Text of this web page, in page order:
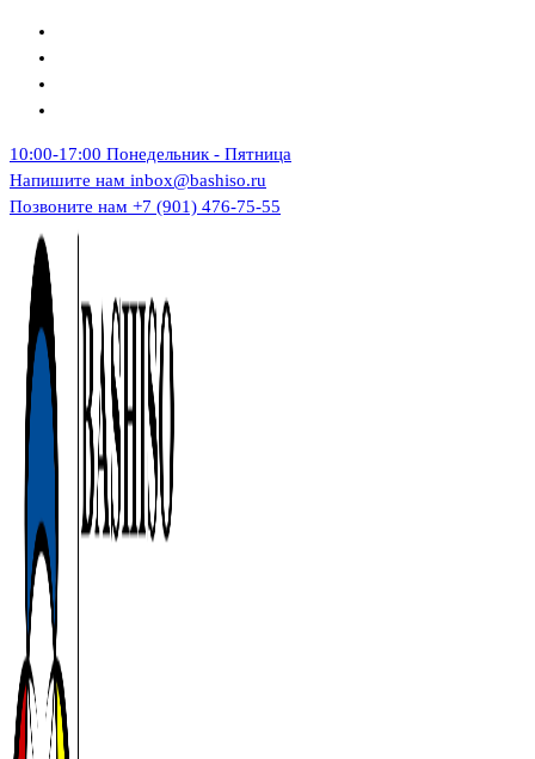
Перейти
содержимому
10:00-17:00 Понедельник - Пятница
Напишите нам inbox@bashiso.ru
Позвоните нам +7 (901) 476-75-55